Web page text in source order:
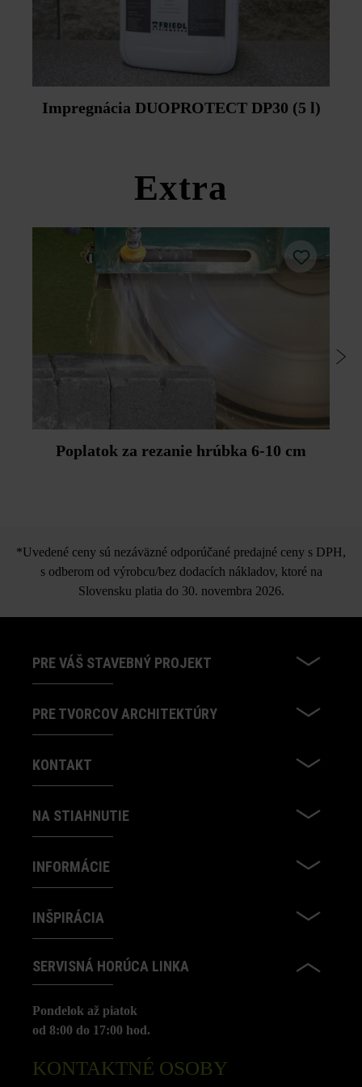
Impregnácia DUOPROTECT DP30 (5 l)
Extra
Poplatok za rezanie hrúbka 6-10 cm
*Uvedené ceny sú nezáväzné odporúčané predajné ceny s DPH,
s odberom od výrobcu/bez dodacích nákladov, ktoré na
Slovensku platia do 30. novembra 2026.
PRE VÁŠ STAVEBNÝ PROJEKT
PRE TVORCOV ARCHITEKTÚRY
KONTAKT
NA STIAHNUTIE
INFORMÁCIE
INŠPIRÁCIA
SERVISNÁ HORÚCA LINKA
Pondelok až piatok
od 8:00 do 17:00 hod.
KONTAKTNÉ OSOBY